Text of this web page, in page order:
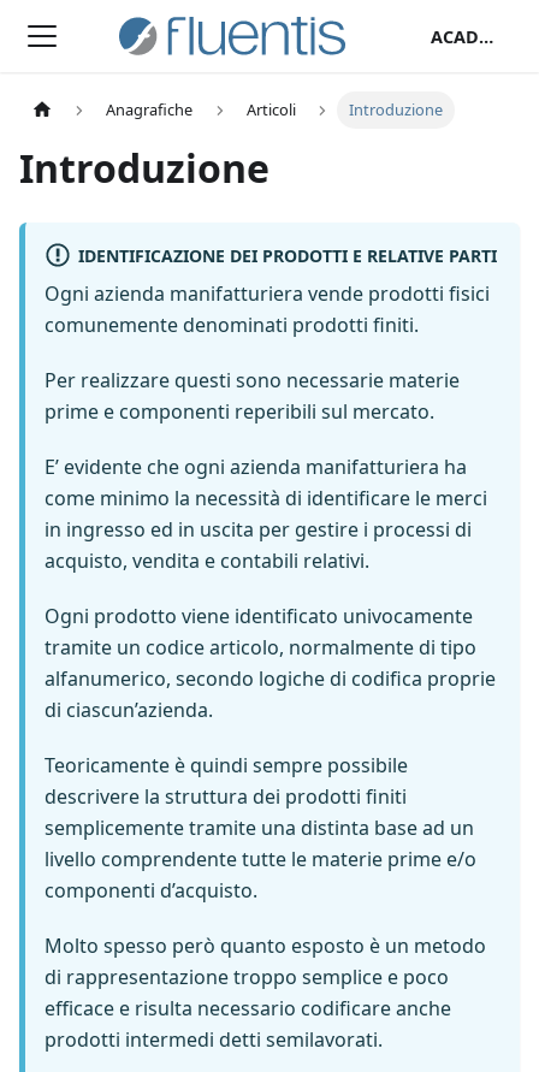
ACADEMY
Anagrafiche Articoli Introduzione
Introduzione
IDENTIFICAZIONE DEI PRODOTTI E RELATIVE PARTI
Ogni azienda manifatturiera vende prodotti fisici
comunemente denominati prodotti finiti.
Per realizzare questi sono necessarie materie
prime e componenti reperibili sul mercato.
E’ evidente che ogni azienda manifatturiera ha
come minimo la necessità di identificare le merci
in ingresso ed in uscita per gestire i processi di
acquisto, vendita e contabili relativi.
Ogni prodotto viene identificato univocamente
tramite un codice articolo, normalmente di tipo
alfanumerico, secondo logiche di codifica proprie
di ciascun’azienda.
Teoricamente è quindi sempre possibile
descrivere la struttura dei prodotti finiti
semplicemente tramite una distinta base ad un
livello comprendente tutte le materie prime e/o
componenti d’acquisto.
Molto spesso però quanto esposto è un metodo
di rappresentazione troppo semplice e poco
efficace e risulta necessario codificare anche
prodotti intermedi detti semilavorati.